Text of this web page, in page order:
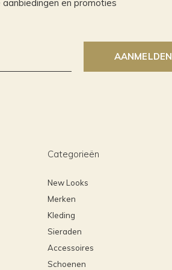
en promoties
AANMELDEN
Categorieën
New Looks
Merken
Kleding
Sieraden
Accessoires
Schoenen